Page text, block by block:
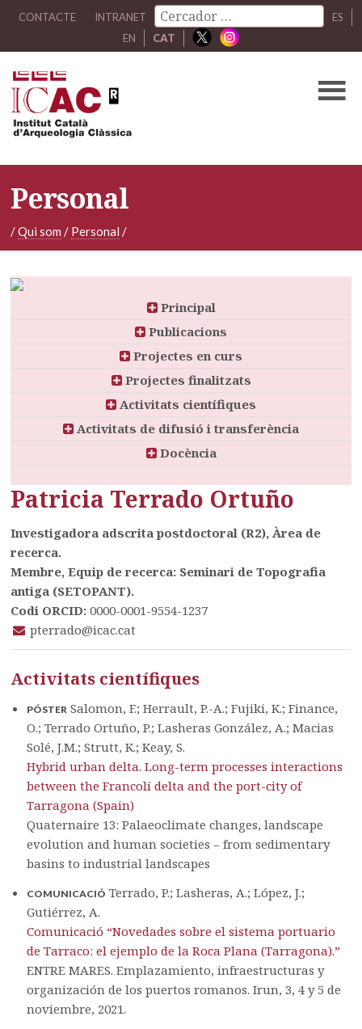
CONTACTE INTRANET
ES
EN
CAT
Personal
/Qui som / Personal /
Principal
Publicacions
Projectes en curs
Projectes finalitzats
Activitats científiques
Activitats de difusió i transferència
Docència
Patricia Terrado Ortuño
Investigadora adscrita postdoctoral (R2), Àrea de
recerca.
Membre, Equip de recerca: Seminari de Topografia
antiga (SETOPANT).
Codi ORCID: 0000-0001-9554-1237
pterrado@icac.cat
Activitats científiques
PÓSTER Salomon, F.; Herrault, P.-A.; Fujiki, K.; Finance,
O.; Terrado Ortuño, P.; Lasheras González, A.; Macias
Solé, J.M.; Strutt, K.; Keay, S.
Hybrid urban delta. Long-term processes interactions
between the Francolí delta and the port-city of
Tarragona (Spain)
Quaternaire 13: Palaeoclimate changes, landscape
evolution and human societies – from sedimentary
basins to industrial landscapes
COMUNICACIÓ Terrado, P.; Lasheras, A.; López, J.;
Gutiérrez, A.
Comunicació “Novedades sobre el sistema portuario
de Tarraco: el ejemplo de la Roca Plana (Tarragona).”
ENTRE MARES. Emplazamiento, infraestructuras y
organización de los puertos romanos. Irun, 3, 4 y 5 de
noviembre, 2021.